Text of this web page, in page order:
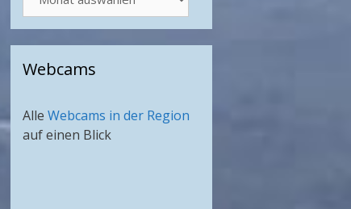
nach
Monat
Webcams
Alle Webcams in der Region
auf einen Blick